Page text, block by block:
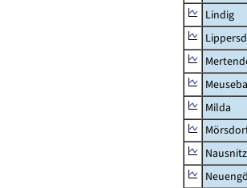
Lindig
Milda
Nausnitz